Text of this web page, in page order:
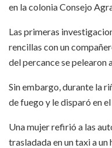
en la colonia Consejo
Las primeras
rencillas con un
del percance se pelearon
Sin embargo, durante la
de fuego y le disparó en
Una mujer refirió a las
trasladada en un taxi a un